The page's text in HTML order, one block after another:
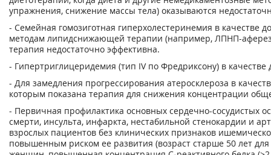
упражнения, снижение массы тела) оказываются
- Семейная гомозиготная гиперхолестеринемия в качестве
методам липидснижающей терапии (например, ЛПНП-
терапия недостаточно эффективна.
- Гипертриглицеридемия (тип IV по Фредриксону) в качестве
- Для замедления прогрессирования атеросклероза в
которым показана терапия для снижения концентрации
- Первичная профилактика основных сердечно-сосудистых
смерти, инсульта, инфаркта, нестабильной стенокардии и
взрослых пациентов без клинических признаков
повышенным риском ее развития (возраст старше 50 лет